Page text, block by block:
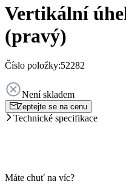
Vertikální
(pravý)
Číslo položky:52282
Není skladem
Zeptejte se na cenu
Technické specifikace
Máte chuť na víc?